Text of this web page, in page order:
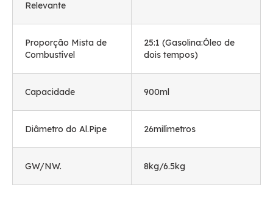
Relevante
Proporção Mista de
Combustível
25:1 (Gasolina:Óleo de
dois tempos)
Capacidade 900ml
Diâmetro do Al.Pipe 26milímetros
GW/NW. 8kg/6.5kg